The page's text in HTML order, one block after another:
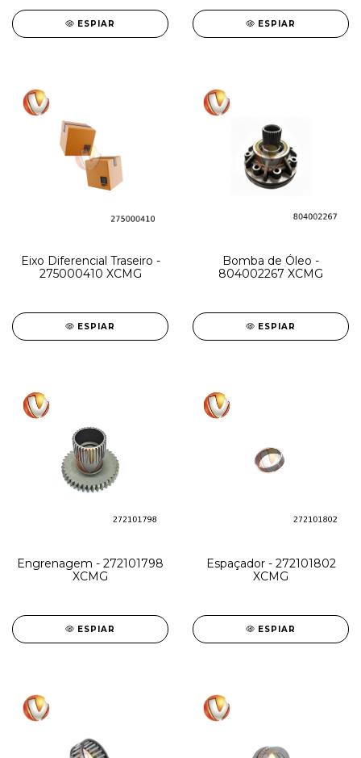
ESPIAR ESPIAR
Eixo Diferencial Traseiro -
275000410 XCMG
ESPIAR
Bomba de Óleo -
804002267 XCMG
ESPIAR
Engrenagem - 272101798
XCMG
ESPIAR
Espaçador - 272101802
XCMG
ESPIAR